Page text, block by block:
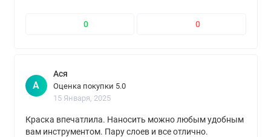
0 0
А
Ася
Оценка покупки 5.0
15 Января, 2025
Краска впечатлила. Наносить можно любым удобным
вам инструментом. Пару слоев и все отлично.